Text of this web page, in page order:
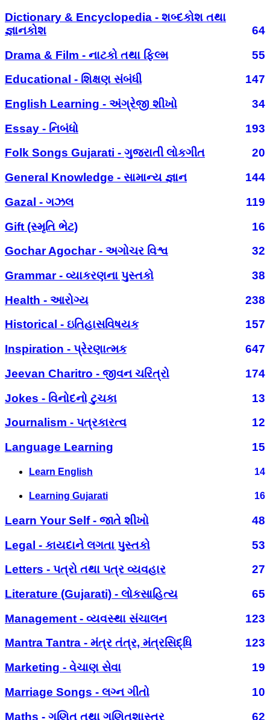
Dictionary & Encyclopedia - શબ્દકોશ તથા
જ્ઞાનકોશ
64
Drama & Film - નાટકો તથા ફિલ્મ
55
Educational - શિક્ષણ સંબંધી
147
English Learning - અંગ્રેજી શીખો
34
Essay - નિબંધો
193
Folk Songs Gujarati - ગુજરાતી લોકગીત
20
General Knowledge - સામાન્ય જ્ઞાન
144
Gazal - ગઝલ
119
Gift (સ્મૃતિ ભેટ)
16
Gochar Agochar - અગોચર વિશ્વ
32
Grammar - વ્યાકરણના પુસ્તકો
38
Health - આરોગ્ય
238
Historical - ઇતિહાસવિષયક
157
Inspiration - પ્રેરણાત્મક
647
Jeevan Charitro - જીવન ચરિત્રો
174
Jokes - વિનોદનો ટુચકા
13
Journalism - પત્રકારત્વ
12
Language Learning
15
Learn English 14
Learning Gujarati 16
Learn Your Self - જાતે શીખો
48
Legal - કાયદાને લગતા પુસ્તકો
53
Letters - પત્રો તથા પત્ર વ્યવહાર
27
Literature (Gujarati) - લોકસાહિત્ય
65
Management - વ્યવસ્થા સંચાલન
123
Mantra Tantra - મંત્ર તંત્ર, મંત્રસિદ્ધિ
123
Marketing - વેચાણ સેવા
19
Marriage Songs - લગ્ન ગીતો
10
Maths - ગણિત તથા ગણિતશાસ્ત્ર
62